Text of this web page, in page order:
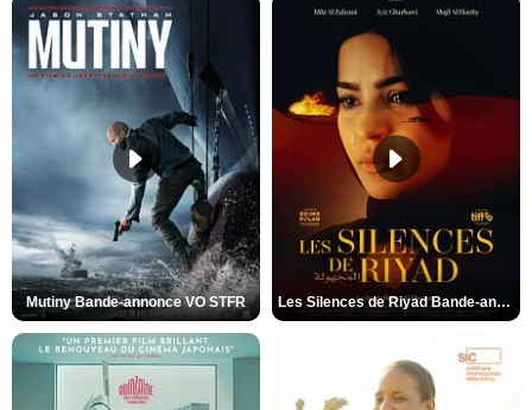
Mutiny Bande-annonce VO STFR Les Silences de Riyad Bande-annonce VO STFR